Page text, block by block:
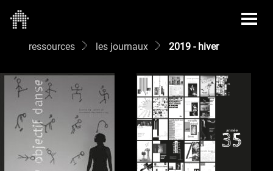
ressources les journaux 2019 - hiver